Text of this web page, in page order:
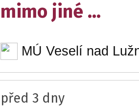
mimo jiné ...
MÚ Veselí nad
před 3 dny